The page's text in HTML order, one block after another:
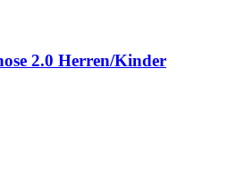
2.0 Herren/Kinder